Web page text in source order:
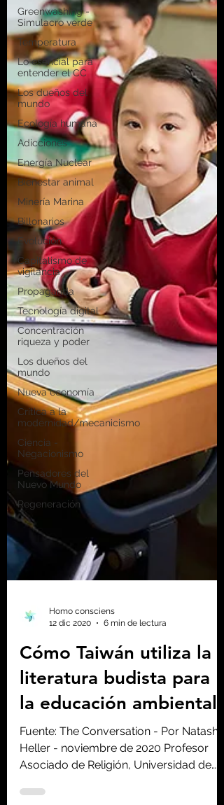
Greenwashing -
Simulacro verde
Temperatura
Lo esencial para
entender el CC
Los dueños del
mundo
Ecología humana
Adicciones
Energía Nuclear
Bienestar animal
Minería Marina
Billonarios
Evolución
Capitalismo de
vigilancia
Propaganda
Tecnología digital
Concentración
riqueza y poder
Los dueños del
mundo
Nueva economía
Crítica a la
modernidad/mecanicismo
Ciencia -
Negacionismo
Pensadores del
Nuevo Mundo
Regeneración
Homo consciens
12 dic 2020
6 min de lectura
Cómo Taiwán utiliza la
literatura budista para
la educación ambiental
Fuente: The Conversation - Por Natasha